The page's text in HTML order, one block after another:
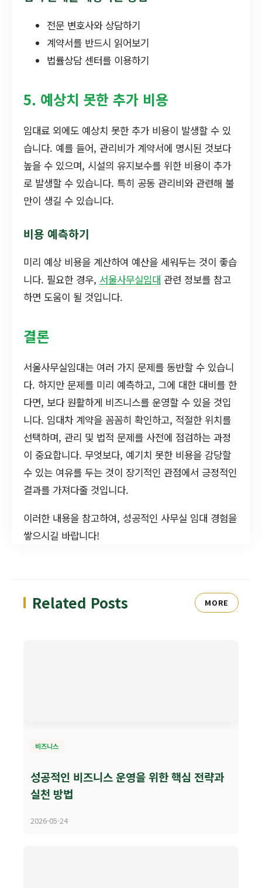
전문 변호사와 상담하기
계약서를 반드시 읽어보기
법률상담 센터를 이용하기
5. 예상치 못한 추가 비용
임대료 외에도 예상치 못한 추가 비용이 발생할 수 있
습니다. 예를 들어, 관리비가 계약서에 명시된 것보다
높을 수 있으며, 시설의 유지보수를 위한 비용이 추가
로 발생할 수 있습니다. 특히 공동 관리비와 관련해 불
만이 생길 수 있습니다.
비용 예측하기
미리 예상 비용을 계산하여 예산을 세워두는 것이 좋습
니다. 필요한 경우, 서울사무실임대 관련 정보를 참고
하면 도움이 될 것입니다.
결론
서울사무실임대는 여러 가지 문제를 동반할 수 있습니
다. 하지만 문제를 미리 예측하고, 그에 대한 대비를 한
다면, 보다 원활하게 비즈니스를 운영할 수 있을 것입
니다. 임대차 계약을 꼼꼼히 확인하고, 적절한 위치를
선택하며, 관리 및 법적 문제를 사전에 점검하는 과정
이 중요합니다. 무엇보다, 예기치 못한 비용을 감당할
수 있는 여유를 두는 것이 장기적인 관점에서 긍정적인
결과를 가져다줄 것입니다.
이러한 내용을 참고하여, 성공적인 사무실 임대 경험을
쌓으시길 바랍니다!
Related Posts MORE
비즈니스
성공적인 비즈니스 운영을 위한 핵심 전략과
실천 방법
2026-05-24